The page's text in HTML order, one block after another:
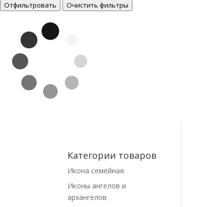
Отфильтровать Очистить фильтры
Категории товаров
Икона семейная
Иконы ангелов и
архангелов